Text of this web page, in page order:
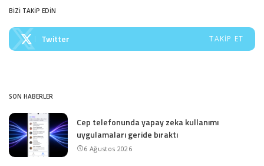
BİZİ TAKİP EDİN
Twitter TAKIP ET
SON HABERLER
Cep telefonunda yapay zeka kullanımı
uygulamaları geride bıraktı
6 Ağustos 2026